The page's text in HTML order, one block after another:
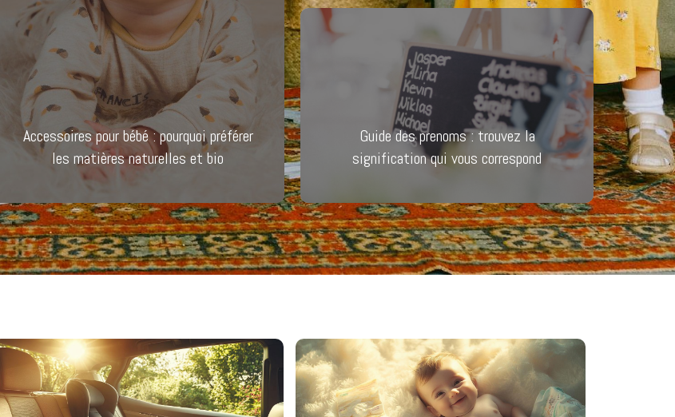
Accessoires pour bébé : pourquoi préférer
les matières naturelles et bio
Guide des prenoms : trouvez la
signification qui vous correspond